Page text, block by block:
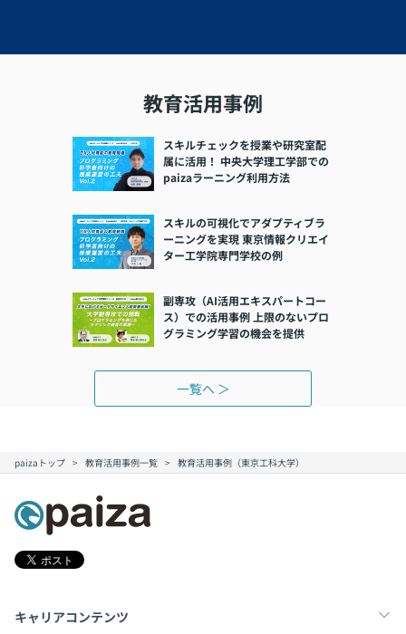
教育活用事例
スキルチェックを授業や研究室配
属に活用！ 中央大学理工学部での
paizaラーニング利用方法
スキルの可視化でアダプティブラ
ーニングを実現 東京情報クリエイ
ター工学院専門学校の例
副専攻（AI活用エキスパートコー
ス）での活用事例 上限のないプロ
グラミング学習の機会を提供
一覧へ ＞
paizaトップ 教育活用事例一覧 教育活用事例（東京工科大学）
キャリアコンテンツ